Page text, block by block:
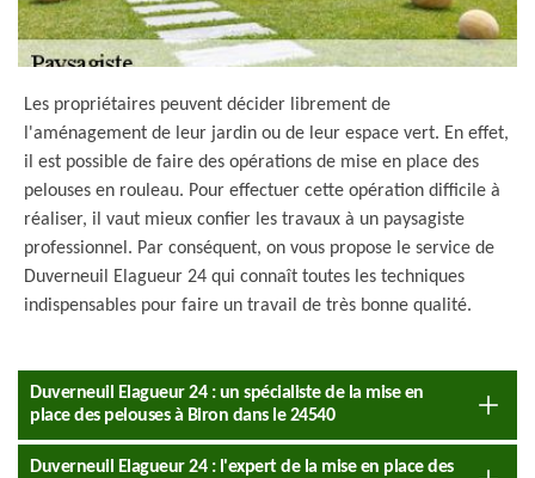
Les propriétaires peuvent décider librement de
l'aménagement de leur jardin ou de leur espace vert. En effet,
il est possible de faire des opérations de mise en place des
pelouses en rouleau. Pour effectuer cette opération difficile à
réaliser, il vaut mieux confier les travaux à un paysagiste
professionnel. Par conséquent, on vous propose le service de
Duverneuil Elagueur 24 qui connaît toutes les techniques
indispensables pour faire un travail de très bonne qualité.
Duverneuil Elagueur 24 : un spécialiste de la mise en
place des pelouses à Biron dans le 24540
Duverneuil Elagueur 24 : l'expert de la mise en place des